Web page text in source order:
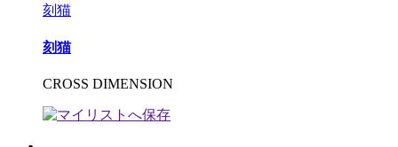
刻猫
刻猫
CROSS DIMENSION